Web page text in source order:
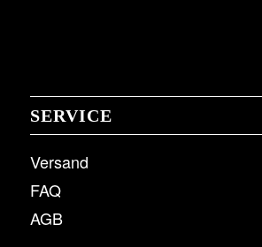
SERVICE
Versand
FAQ
AGB